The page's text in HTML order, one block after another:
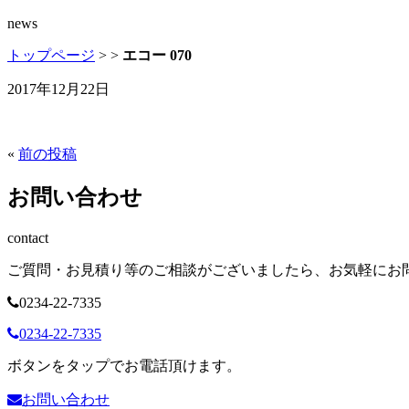
news
トップページ > > エコー 070
2017年12月22日
« 前の投稿
お問い合わせ
contact
ご質問・お見積り等のご相談がございましたら、お気軽にお
0234-22-7335
0234-22-7335
ボタンをタップでお電話頂けます。
お問い合わせ